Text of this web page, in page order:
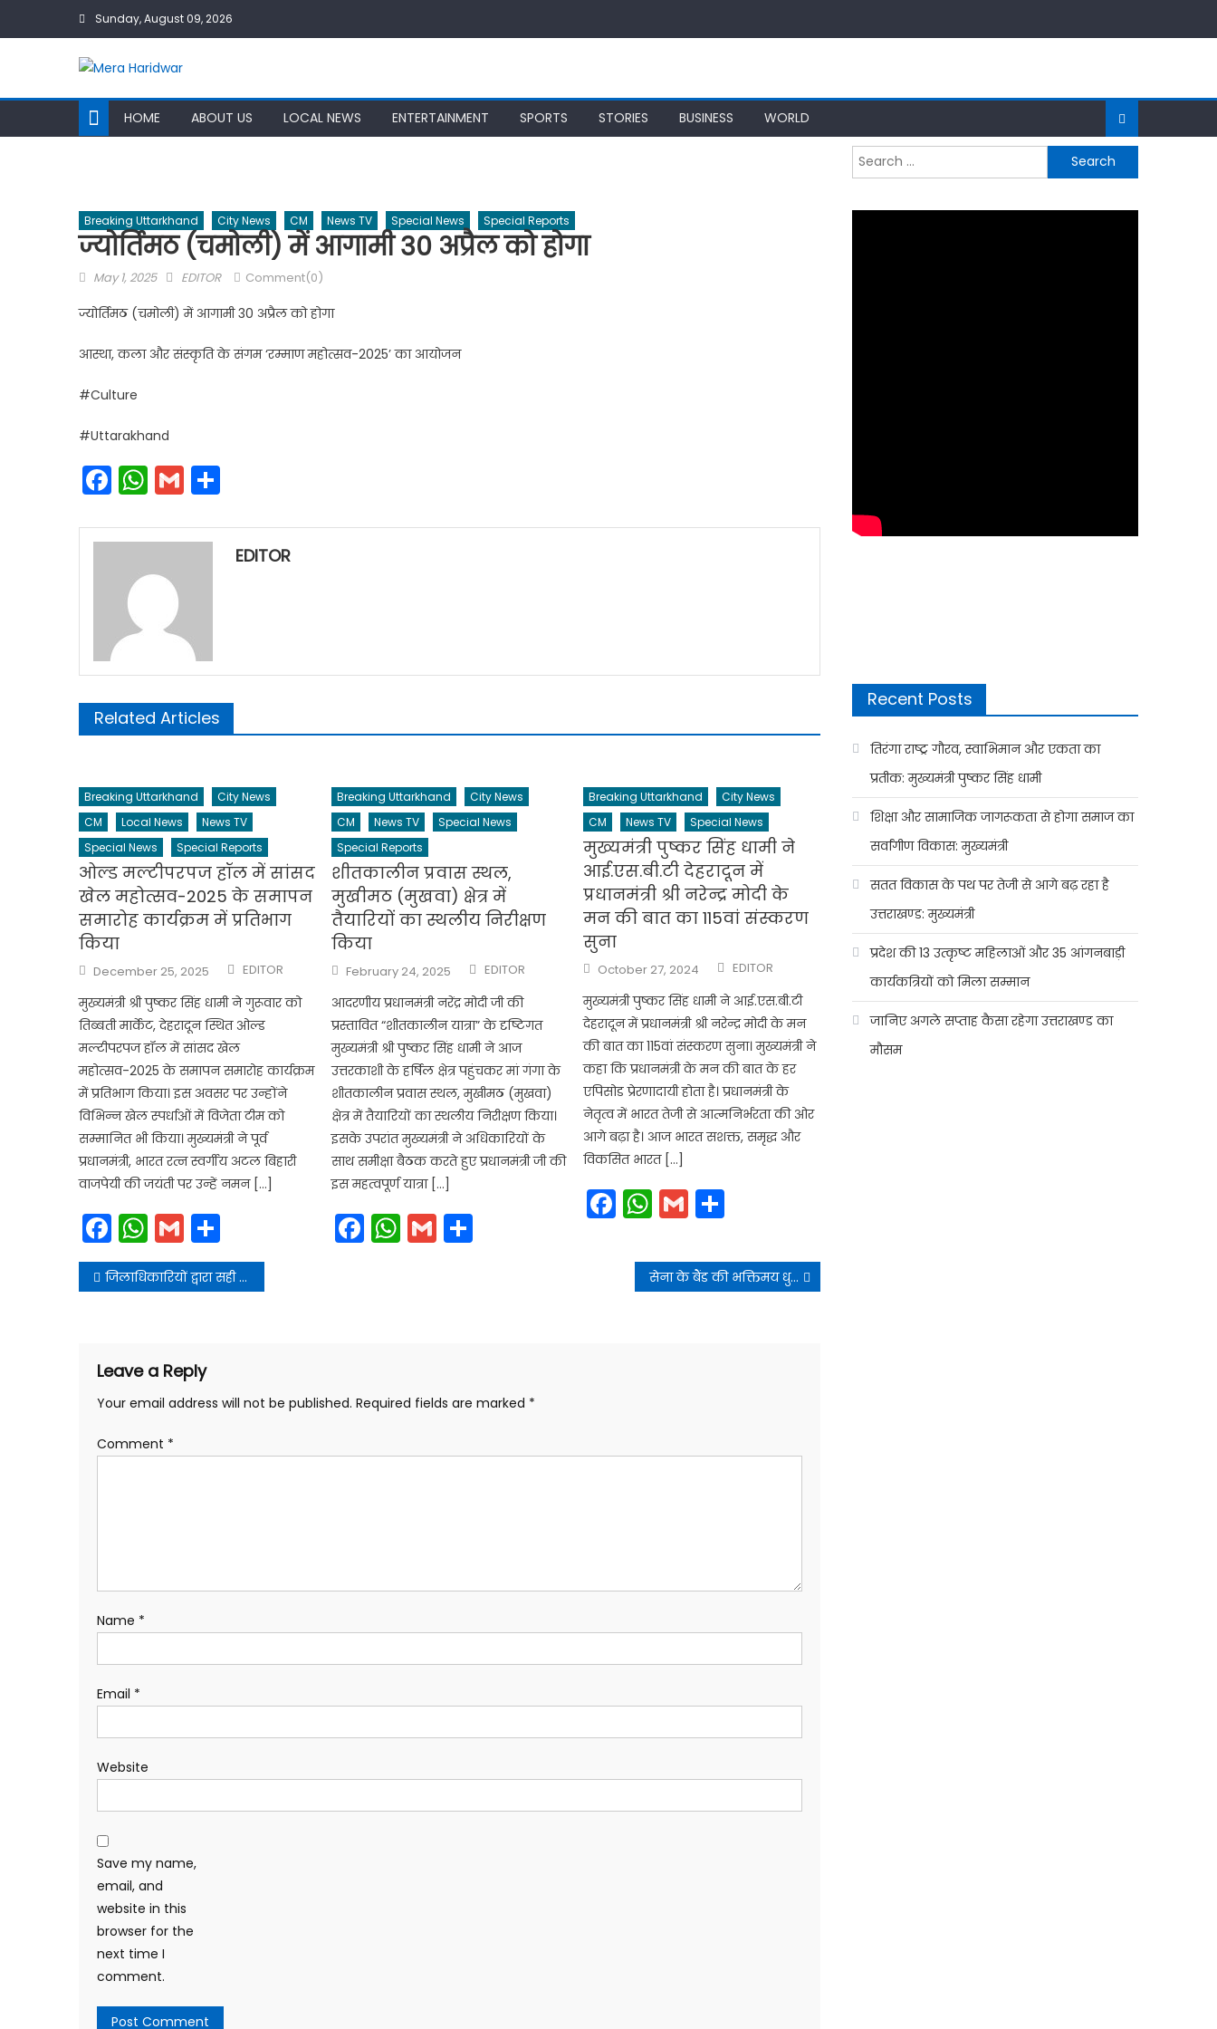
Sunday, August 09, 2026
HOME ABOUT US LOCAL NEWS ENTERTAINMENT SPORTS STORIES BUSINESS WORLD
Breaking Uttarkhand City News CM News TV Special News Special Reports
ज्योर्तिमठ (चमोली) में आगामी 30 अप्रैल को होगा
Posted
May 1, 2025 Author
EDITOR Comment(0)
ज्योर्तिमठ (चमोली) में आगामी 30 अप्रैल को होगा
आस्था, कला और संस्कृति के संगम ‘रम्माण महोत्सव-2025’ का आयोजन
#Culture
#Uttarakhand
Facebook
WhatsApp
Gmail
EDITOR
Related Articles
Breaking Uttarkhand
City News
CM
Local News
News TV
Special News
Special Reports
ओल्ड मल्टीपरपज हॉल में सांसद
खेल महोत्सव-2025 के समापन
समारोह कार्यक्रम में प्रतिभाग
किया
Posted
on
December 25, 2025 Author
EDITOR
मुख्यमंत्री श्री पुष्कर सिंह धामी ने गुरूवार को
तिब्बती मार्केट, देहरादून स्थित ओल्ड
मल्टीपरपज हॉल में सांसद खेल
महोत्सव-2025 के समापन समारोह कार्यक्रम
में प्रतिभाग किया। इस अवसर पर उन्होंने
विभिन्न खेल स्पर्धाओं में विजेता टीम को
सम्मानित भी किया। मुख्यमंत्री ने पूर्व
प्रधानमंत्री, भारत रत्न स्वर्गीय अटल बिहारी
वाजपेयी की जयंती पर उन्हें नमन […]
Facebook
WhatsApp
Gmail
Breaking Uttarkhand
City News
CM
News TV
Special News
Special Reports
शीतकालीन प्रवास स्थल,
मुखीमठ (मुखवा) क्षेत्र में
तैयारियों का स्थलीय निरीक्षण
किया
Posted
on
February 24, 2025 Author
EDITOR
आदरणीय प्रधानमंत्री नरेंद्र मोदी जी की
प्रस्तावित “शीतकालीन यात्रा” के दृष्टिगत
मुख्यमंत्री श्री पुष्कर सिंह धामी ने आज
उत्तरकाशी के हर्षिल क्षेत्र पहुंचकर मां गंगा के
शीतकालीन प्रवास स्थल, मुखीमठ (मुखवा)
क्षेत्र में तैयारियों का स्थलीय निरीक्षण किया।
इसके उपरांत मुख्यमंत्री ने अधिकारियों के
साथ समीक्षा बैठक करते हुए प्रधानमंत्री जी की
इस महत्वपूर्ण यात्रा […]
Facebook
WhatsApp
GmailShare
Breaking Uttarkhand
City News
CM
News TV Special News
मुख्यमंत्री पुष्कर सिंह धामी ने
आई.एस.बी.टी देहरादून में
प्रधानमंत्री श्री नरेन्द्र मोदी के
मन की बात का 115वां संस्करण
सुना
Posted
on
October 27, 2024 Author
EDITOR
मुख्यमंत्री पुष्कर सिंह धामी ने आई.एस.बी.टी
देहरादून में प्रधानमंत्री श्री नरेन्द्र मोदी के मन
की बात का 115वां संस्करण सुना। मुख्यमंत्री ने
कहा कि प्रधानमंत्री के मन की बात के हर
एपिसोड प्रेरणादायी होता है। प्रधानमंत्री के
नेतृत्व में भारत तेजी से आत्मनिर्भरता की ओर
आगे बढ़ा है। आज भारत सशक्त, समृद्ध और
विकसित भारत […]
Facebook
WhatsApp
Gmail
Post
navigation
जिलाधिकारियों द्वारा सही जानकारी नियमित रूप से विभिन्न माध्यमों से साझा की जाए सेना के बैंड की भक्तिमय धुन और श्रद्धालुओं के जयघोष के बीच डोली ने प्रस्थान किया
Leave a Reply
Your email address will not be published. Required fields are marked *
Comment *
Name *
Email *
Website
Save my name,
email, and
website in this
browser for the
next time I
comment.
Search
for:
Recent Posts
तिरंगा राष्ट्र गौरव, स्वाभिमान और एकता का
प्रतीक: मुख्यमंत्री पुष्कर सिंह धामी
शिक्षा और सामाजिक जागरूकता से होगा समाज का
सर्वांगीण विकास: मुख्यमंत्री
सतत विकास के पथ पर तेजी से आगे बढ़ रहा है
उत्तराखण्ड: मुख्यमंत्री
प्रदेश की 13 उत्कृष्ट महिलाओं और 35 आंगनबाड़ी
कार्यकत्रियों को मिला सम्मान
जानिए अगले सप्ताह कैसा रहेगा उत्तराखण्ड का
मौसम